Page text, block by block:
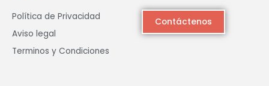
Política de Privacidad
Aviso legal
Terminos y Condiciones
Contáctenos